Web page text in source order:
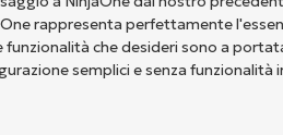
rappresenta perfettamente
che desideri sono a
semplici e senza funzionalità